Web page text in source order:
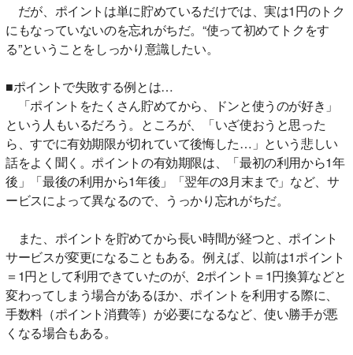
だが、ポイントは単に貯めているだけでは、実は1円のトク
にもなっていないのを忘れがちだ。“使って初めてトクをす
る”ということをしっかり意識したい。
■ポイントで失敗する例とは…
「ポイントをたくさん貯めてから、ドンと使うのが好き」
という人もいるだろう。ところが、「いざ使おうと思った
ら、すでに有効期限が切れていて後悔した…」という悲しい
話をよく聞く。ポイントの有効期限は、「最初の利用から1年
後」「最後の利用から1年後」「翌年の3月末まで」など、サ
ービスによって異なるので、うっかり忘れがちだ。
また、ポイントを貯めてから長い時間が経つと、ポイント
サービスが変更になることもある。例えば、以前は1ポイント
＝1円として利用できていたのが、2ポイント＝1円換算などと
変わってしまう場合があるほか、ポイントを利用する際に、
手数料（ポイント消費等）が必要になるなど、使い勝手が悪
くなる場合もある。